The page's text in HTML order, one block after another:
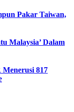
Pakar Taiwan,
Malaysia’ Dalam
817